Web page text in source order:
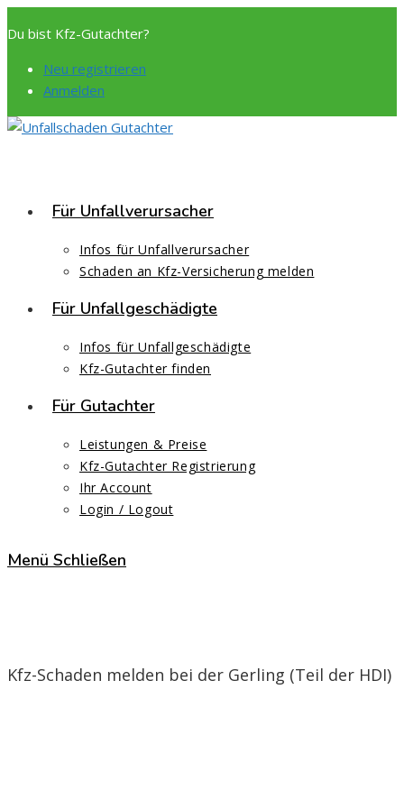
Inhalt
springen
Du bist Kfz-Gutachter?
Neu registrieren
Anmelden
Für Unfallverursacher
Infos für Unfallverursacher
Schaden an Kfz-Versicherung melden
Für Unfallgeschädigte
Infos für Unfallgeschädigte
Kfz-Gutachter finden
Für Gutachter
Leistungen & Preise
Kfz-Gutachter Registrierung
Ihr Account
Login / Logout
Menü Schließen
Kfz-Schaden melden bei der Gerling (Teil der HDI)